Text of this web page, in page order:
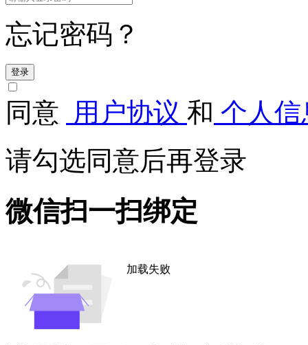
忘记密码？
登录
同意 用户协议 和 个人
请勾选同意后再登录
微信扫一扫绑定
加载失败